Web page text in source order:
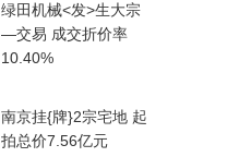
绿田机械<发>生大宗
—交易 成交折价率
10.40%
南京挂{牌}2宗宅地 起
拍总价7.56亿元